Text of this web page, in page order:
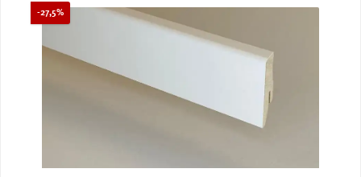
-27,5%Rabatt